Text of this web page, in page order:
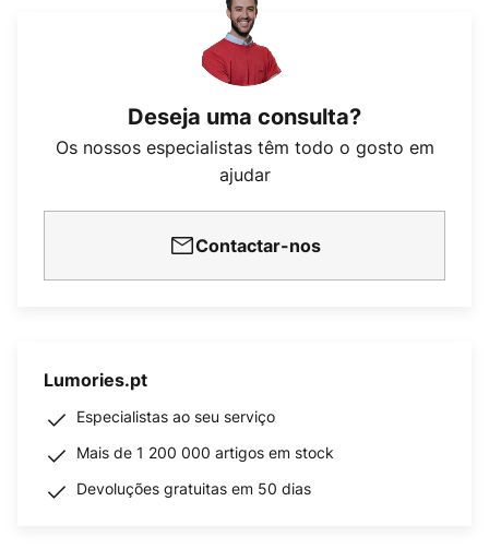
Deseja uma consulta?
Os nossos especialistas têm todo o gosto em
ajudar
Contactar-nos
Lumories.pt
Especialistas ao seu serviço
Mais de 1 200 000 artigos em stock
Devoluções gratuitas em 50 dias